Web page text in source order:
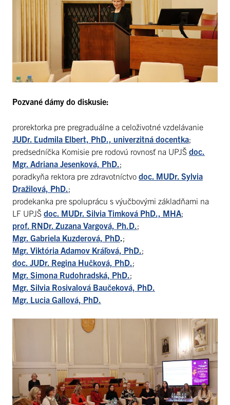
Pozvané dámy do diskusie:
prorektorka pre pregraduálne a celoživotné vzdelávanie
JUDr. Ľudmila Elbert, PhD., univerzitná docentka;
predsedníčka Komisie pre rodovú rovnosť na UPJŠ doc.
Mgr. Adriana Jesenková, PhD.;
poradkyňa rektora pre zdravotníctvo doc. MUDr. Sylvia
Dražilová, PhD.;
prodekanka pre spoluprácu s výučbovými základňami na
LF UPJŠ doc. MUDr. Silvia Timková PhD., MHA;
prof. RNDr. Zuzana Vargová, Ph.D.;
Mgr. Gabriela Kuzderová, PhD.;
Mgr. Viktória Adamov Kráľová, PhD.;
doc. JUDr. Regina Hučková, PhD.;
Mgr. Simona Rudohradská, PhD.;
Mgr. Silvia Rosivalová Baučeková, PhD.
Mgr. Lucia Gallová, PhD.